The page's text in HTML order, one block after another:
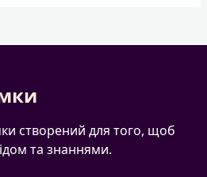
створений для того, щоб
та знаннями.